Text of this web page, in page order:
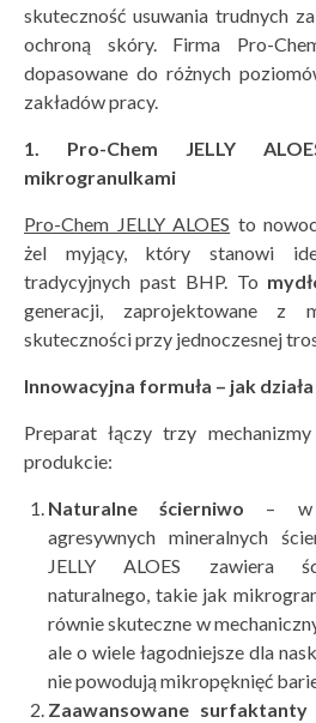
skuteczność usuwania trudnych
ochroną skóry. Firma Pro-
dopasowane do różnych
zakładów pracy.
1. Pro-Chem JELLY
mikrogranulkami
Pro-Chem JELLY ALOES to
żel myjący, który stanowi
tradycyjnych past BHP. To
generacji, zaprojektowane z
skuteczności przy jednoczesnej
Innowacyjna formuła – jak dział
Preparat łączy trzy
produkcie:
Naturalne ścierniwo – w
agresywnych mineralnych
JELLY ALOES zawiera
naturalnego, takie jak
równie skuteczne w
ale o wiele łagodniejsze dla
nie powodują mikropęknięć
Zaawansowane surfaktanty